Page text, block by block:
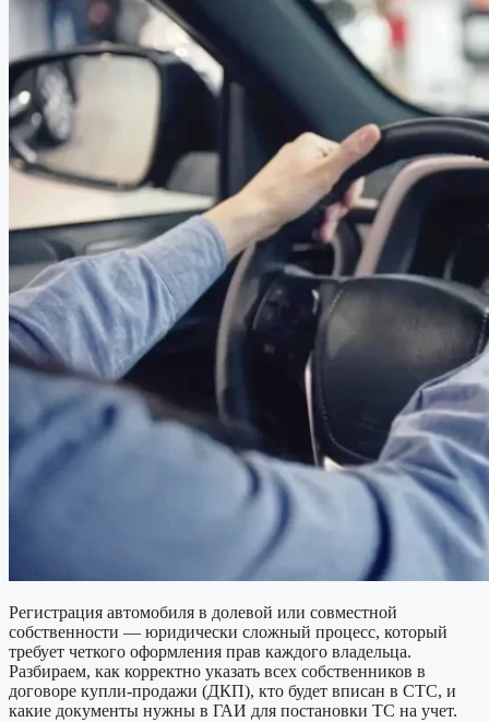
Регистрация автомобиля в долевой или совместной
собственности — юридически сложный процесс, который
требует четкого оформления прав каждого владельца.
Разбираем, как корректно указать всех собственников в
договоре купли-продажи (ДКП), кто будет вписан в СТС, и
какие документы нужны в ГАИ для постановки ТС на учет.